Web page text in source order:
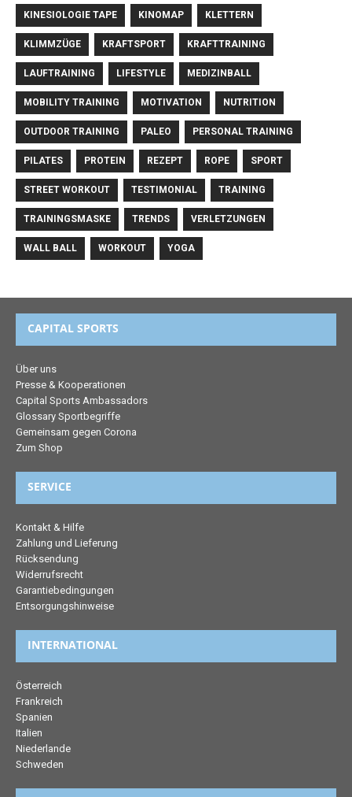
KINESIOLOGIE TAPE KINOMAP KLETTERN
KLIMMZÜGE KRAFTSPORT KRAFTTRAINING
LAUFTRAINING LIFESTYLE MEDIZINBALL
MOBILITY TRAINING MOTIVATION NUTRITION
OUTDOOR TRAINING PALEO PERSONAL TRAINING
PILATES PROTEIN REZEPT ROPE SPORT
STREET WORKOUT TESTIMONIAL TRAINING
TRAININGSMASKE TRENDS VERLETZUNGEN
WALL BALL WORKOUT YOGA
CAPITAL SPORTS
Über uns
Presse & Kooperationen
Capital Sports Ambassadors
Glossary Sportbegriffe
Gemeinsam gegen Corona
Zum Shop
SERVICE
Kontakt & Hilfe
Zahlung und Lieferung
Rücksendung
Widerrufsrecht
Garantiebedingungen
Entsorgungshinweise
INTERNATIONAL
Österreich
Frankreich
Spanien
Italien
Niederlande
Schweden